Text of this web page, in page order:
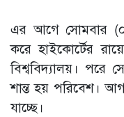
এর আগে সোমবার (০১
করে হাইকোর্টের
বিশ্ববিদ্যালয়। পরে
শান্ত হয় পরিবেশ।
যাচ্ছে।